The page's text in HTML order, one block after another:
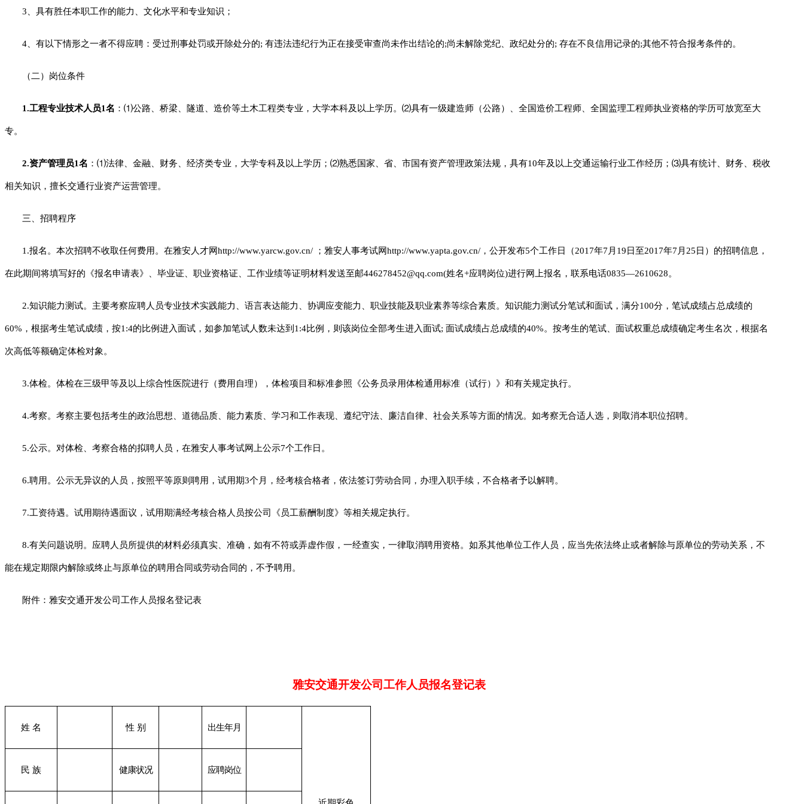
3 、具有胜任本职工作的能力、文化水平和专业知识；
4 、有以下情形之一者不得应聘：受过刑事处罚或开除处分的; 有违法违纪行为正在接受审查尚未作出结论的;尚未解除党纪、政纪处分的; 存在不良信用记录的;其他不符合报考条件的。
（二）岗位条件
1.工程专业技术人员1名 ：⑴公路、桥梁、隧道、造价等土木工程类专业，大学本科及以上学历。⑵具有一级建造师（公路）、全国造价工程师、全国监理工程师执业资格的学历可放宽至大
专。
2.资产管理员1名 ：⑴法律、金融、财务、经济类专业，大学专科及以上学历；⑵熟悉国家、省、市国有资产管理政策法规，具有10年及以上交通运输行业工作经历；⑶具有统计、财务、税收
相关知识，擅长交通行业资产运营管理。
三、招聘程序
1.报名。本次招聘不收取任何费用。在雅安人才网http://www.yarcw.gov.cn/ ；雅安人事考试网http://www.yapta.gov.cn/，公开发布5个工作日（2017年7月19日至2017年7月25日）的招聘信息，
在此期间将填写好的《报名申请表》、毕业证、职业资格证、工作业绩等证明材料发送至邮446278452@qq.com(姓名+应聘岗位)进行网上报名，联系电话0835—2610628。
2.知识能力测试。主要考察应聘人员专业技术实践能力、语言表达能力、协调应变能力、职业技能及职业素养等综合素质。知识能力测试分笔试和面试，满分100分，笔试成绩占总成绩的
60%，根据考生笔试成绩，按1:4的比例进入面试，如参加笔试人数未达到1:4比例，则该岗位全部考生进入面试; 面试成绩占总成绩的40%。按考生的笔试、面试权重总成绩确定考生名次，根据名
次高低等额确定体检对象。
3.体检。体检在三级甲等及以上综合性医院进行（费用自理），体检项目和标准参照《公务员录用体检通用标准（试行）》和有关规定执行。
4.考察。考察主要包括考生的政治思想、道德品质、能力素质、学习和工作表现、遵纪守法、廉洁自律、社会关系等方面的情况。如考察无合适人选，则取消本职位招聘。
5.公示。对体检、考察合格的拟聘人员，在雅安人事考试网上公示7个工作日。
6.聘用。公示无异议的人员，按照平等原则聘用，试用期3个月，经考核合格者，依法签订劳动合同，办理入职手续，不合格者予以解聘。
7.工资待遇。试用期待遇面议，试用期满经考核合格人员按公司《员工薪酬制度》等相关规定执行。
8.有关问题说明。应聘人员所提供的材料必须真实、准确，如有不符或弄虚作假，一经查实，一律取消聘用资格。如系其他单位工作人员，应当先依法终止或者解除与原单位的劳动关系，不
能在规定期限内解除或终止与原单位的聘用合同或劳动合同的，不予聘用。
附件：雅安交通开发公司工作人员报名登记表
雅安交通开发公司工作人员报名登记表
姓 名 性 别 出生年月
民 族 健康状况 应聘岗位